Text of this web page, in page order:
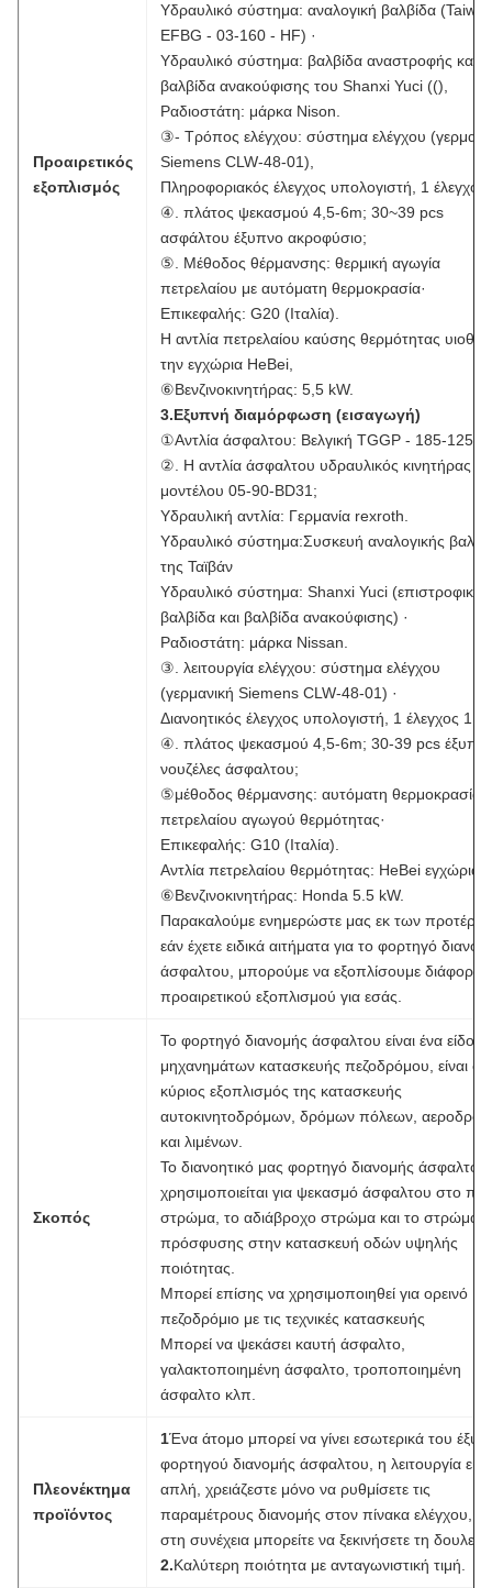
Προαιρετικός
εξοπλισμός
Υδραυλικό σύστημα: αναλογική βαλβίδα
EFBG - 03-160 - HF) ·
Υδραυλικό σύστημα: βαλβίδα αναστροφής και
βαλβίδα ανακούφισης του Shanxi Yuci ((),
Ραδιοστάτη: μάρκα Nison.
③- Τρόπος ελέγχου: σύστημα ελέγχου
Siemens CLW-48-01),
Πληροφοριακός έλεγχος υπολογιστή, 1 έλεγχος
④. πλάτος ψεκασμού 4,5-6m; 30~39 pcs
ασφάλτου έξυπνο ακροφύσιο;
⑤. Μέθοδος θέρμανσης: θερμική αγωγία
πετρελαίου με αυτόματη θερμοκρασία·
Επικεφαλής: G20 (Ιταλία).
Η αντλία πετρελαίου καύσης θερμότητας
την εγχώρια HeBei,
⑥Βενζινοκινητήρας: 5,5 kW.
3.Εξυπνή διαμόρφωση (εισαγωγή)
①Αντλία άσφαλτου: Βελγική TGGP - 185-125
②. Η αντλία άσφαλτου υδραυλικός κινητήρας
μοντέλου 05-90-BD31;
Υδραυλική αντλία: Γερμανία rexroth.
Υδραυλικό σύστημα:Συσκευή αναλογικής
της Ταϊβάν
Υδραυλικό σύστημα: Shanxi Yuci (επιστροφική
βαλβίδα και βαλβίδα ανακούφισης) ·
Ραδιοστάτη: μάρκα Nissan.
③. λειτουργία ελέγχου: σύστημα ελέγχου
(γερμανική Siemens CLW-48-01) ·
Διανοητικός έλεγχος υπολογιστή, 1 έλεγχος 1,
④. πλάτος ψεκασμού 4,5-6m; 30-39 pcs
νουζέλες άσφαλτου;
⑤μέθοδος θέρμανσης: αυτόματη θερμοκρασία
πετρελαίου αγωγού θερμότητας·
Επικεφαλής: G10 (Ιταλία).
Αντλία πετρελαίου θερμότητας: HeBei εγχώρια;
⑥Βενζινοκινητήρας: Honda 5.5 kW.
Παρακαλούμε ενημερώστε μας εκ των
εάν έχετε ειδικά αιτήματα για το φορτηγό
άσφαλτου, μπορούμε να εξοπλίσουμε διάφορα
προαιρετικού εξοπλισμού για εσάς.
Σκοπός
Το φορτηγό διανομής άσφαλτου είναι ένα είδος
μηχανημάτων κατασκευής πεζοδρόμου, είναι ο
κύριος εξοπλισμός της κατασκευής
αυτοκινητοδρόμων, δρόμων πόλεων,
και λιμένων.
Το διανοητικό μας φορτηγό διανομής άσφαλτου
χρησιμοποιείται για ψεκασμό άσφαλτου στο
στρώμα, το αδιάβροχο στρώμα και το στρώμα
πρόσφυσης στην κατασκευή οδών υψηλής
ποιότητας.
Μπορεί επίσης να χρησιμοποιηθεί για ορεινό
πεζοδρόμιο με τις τεχνικές κατασκευής
Μπορεί να ψεκάσει καυτή άσφαλτο,
γαλακτοποιημένη άσφαλτο, τροποποιημένη
άσφαλτο κλπ.
Πλεονέκτημα
προϊόντος
1Ένα άτομο μπορεί να γίνει εσωτερικά του
φορτηγού διανομής άσφαλτου, η λειτουργία
απλή, χρειάζεστε μόνο να ρυθμίσετε τις
παραμέτρους διανομής στον πίνακα ελέγχου,
στη συνέχεια μπορείτε να ξεκινήσετε τη δουλειά.
2.Καλύτερη ποιότητα με ανταγωνιστική τιμή.